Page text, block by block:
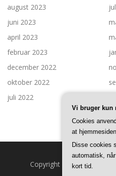
august 2023
juni 2023
april 2023
februar 2023
december 2022
oktober 2022
juli 2022
Copyright © 2026 Til
Vi bruger kun
Cookies
at
Disse cookies
automatisk,
kort tid.